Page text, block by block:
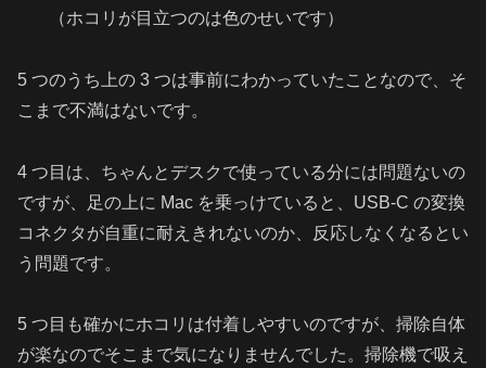
（ホコリが目立つのは色のせいです）
5 つのうち上の 3 つは事前にわかっていたことなので、そ
こまで不満はないです。
4 つ目は、ちゃんとデスクで使っている分には問題ないの
ですが、足の上に Mac を乗っけていると、USB-C の変換
コネクタが自重に耐えきれないのか、反応しなくなるとい
う問題です。
5 つ目も確かにホコリは付着しやすいのですが、掃除自体
が楽なのでそこまで気になりませんでした。掃除機で吸え